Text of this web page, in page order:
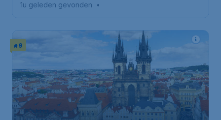
1u geleden gevonden •
# 9